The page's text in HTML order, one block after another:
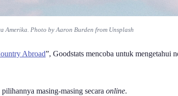
Amerika. Photo by Aaron Burden from Unsplash
Abroad”, Goodstats mencoba untuk mengetahui
masing-masing secara online.